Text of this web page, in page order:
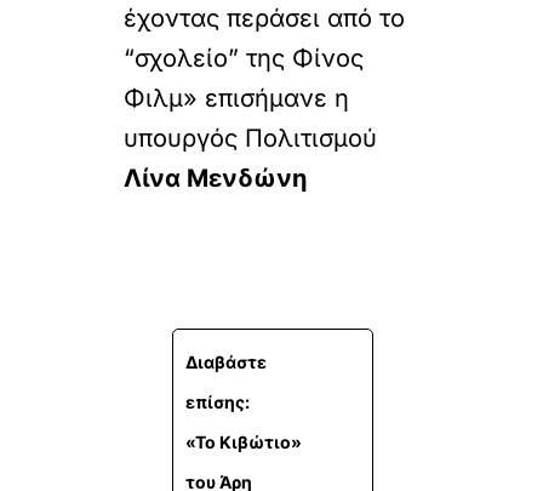
έχοντας περάσει από το
“σχολείο” της Φίνος
Φιλμ» επισήμανε η
υπουργός Πολιτισμού
Λίνα Μενδώνη
Διαβάστε
επίσης:
«Το Κιβώτιο»
του Άρη